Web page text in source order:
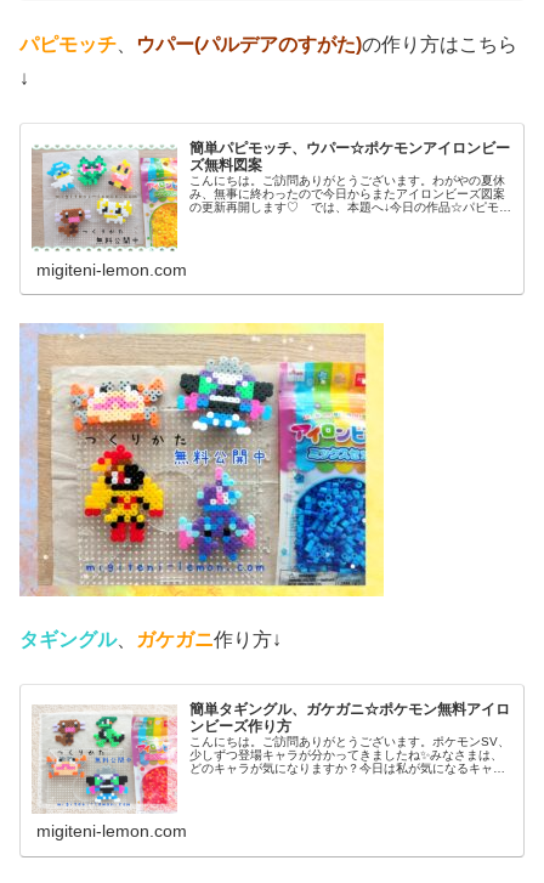
パピモッチ ウパー(パルデアのすがた)の作り方はこちら
↓
簡単パピモッチ、ウパー☆ポケモンアイロンビー
ズ無料図案
こんにちは。ご訪問ありがとうございます。わがやの夏休
み、無事に終わったので今日からまたアイロンビーズ図案
の更新再開します♡ では、本題へ↓今日の作品☆パピモッ
migiteni-lemon.com
タギングル、 ガケガニ作り方↓
簡単タギングル、ガケガニ☆ポケモン無料アイロ
ンビーズ作り方
こんにちは。ご訪問ありがとうございます。ポケモンSV、
少しずつ登場キャラが分かってきましたね✨みなさまは、
どのキャラが気になりますか？今日は私が気になるキャラ
migiteni-lemon.com